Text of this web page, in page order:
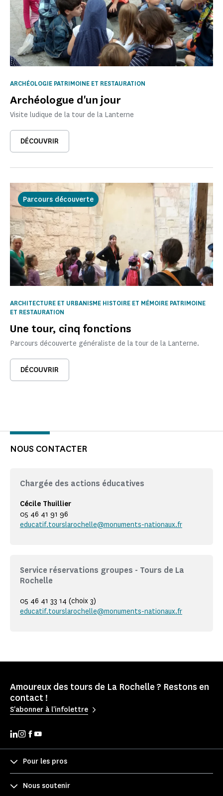
Archéologue d'un jour
ARCHÉOLOGIE PATRIMOINE ET RESTAURATION
Visite ludique de la tour de la Lanterne
DÉCOUVRIR
Parcours découverte
Une tour, cinq fonctions
ARCHITECTURE ET URBANISME HISTOIRE ET MÉMOIRE PATRIMOINE
ET RESTAURATION
Parcours découverte généraliste de la tour de la Lanterne.
DÉCOUVRIR
NOUS CONTACTER
Chargée des actions éducatives
Cécile Thuillier
05 46 41 91 96
educatif.tourslarochelle@monuments-nationaux.fr
Service réservations groupes - Tours de La
Rochelle
05 46 41 33 14 (choix 3)
educatif.tourslarochelle@monuments-nationaux.fr
Amoureux des tours de La Rochelle ? Restons en
contact !
S'abonner à l'infolettre
Pour les pros
Nous soutenir